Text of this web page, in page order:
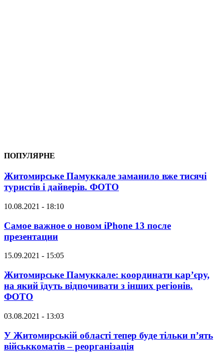
ПОПУЛЯРНЕ
Житомирське Памуккале заманило вже тисячі
туристів і дайверів. ФОТО
10.08.2021 - 18:10
Самое важное о новом iPhone 13 после
презентации
15.09.2021 - 15:05
Житомирське Памуккале: координати кар’єру,
на який їдуть відпочивати з інших регіонів.
ФОТО
03.08.2021 - 13:03
У Житомирській області тепер буде тільки п’ять
військкоматів – реорганізація